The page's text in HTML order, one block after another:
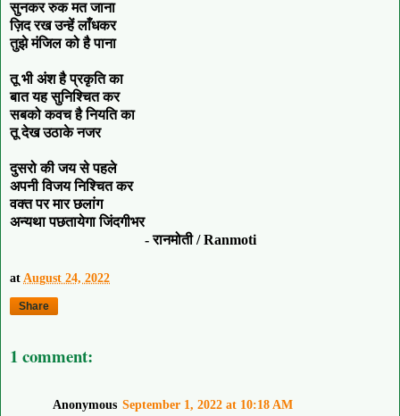
सुनकर रुक मत जाना
ज़िद रख उन्हें लाँधकर
तुझे मंजिल को है पाना
तू भी अंश है प्रकृति का
बात यह सुनिश्चित कर
सबको कवच है नियति का
तू देख उठाके नजर
दुसरो की जय से पहले
अपनी विजय निश्चित कर
वक्त पर मार छलांग
अन्यथा पछतायेगा जिंदगीभर
- रानमोती / Ranmoti
atAugust 24, 2022
Share
1 comment:
Anonymous September 1, 2022 at 10:18 AM